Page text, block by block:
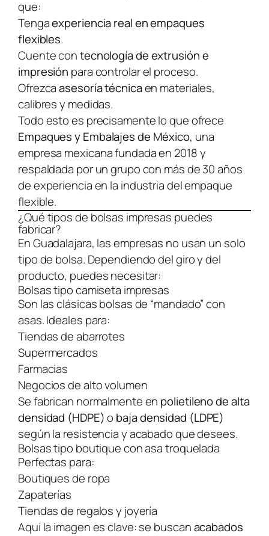
que:
Tengaexperiencia real en empaques
flexibles.
Cuente contecnología de extrusión e
impresión para controlar el proceso.
Ofrezcaasesoría técnicaen materiales,
calibres y medidas.
Todo esto es precisamente lo que ofrece
Empaques y Embalajes de México, una
empresa mexicana fundada en 2018 y
respaldada por un grupo con más de 30 años
de experiencia en la industria del empaque
flexible.
¿Qué tipos de bolsas impresas puedes
fabricar?
En Guadalajara, las empresas no usan un solo
tipo de bolsa. Dependiendo del giro y del
producto, puedes necesitar:
Bolsas tipo camiseta impresas
Son las clásicas bolsas de “mandado” con
asas. Ideales para:
Tiendas de abarrotes
Supermercados
Farmacias
Negocios de alto volumen
Se fabrican normalmente en polietileno de alta
densidad (HDPE)o baja densidad (LDPE)
según la resistencia y acabado que desees.
Bolsas tipo boutique con asa troquelada
Perfectas para:
Boutiques de ropa
Zapaterías
Tiendas de regalos y joyería
Aquí la imagen es clave: se buscanacabados